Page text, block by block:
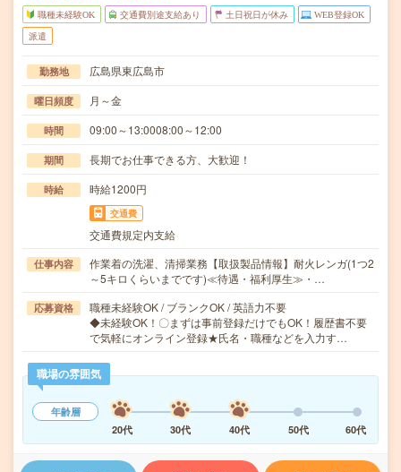
職種未経験OK 交通費別途支給あり 土日祝日が休み WEB登録OK
派遣
勤務地 広島県東広島市
曜日頻度 月～金
時間 09:00～13:0008:00～12:00
期間 長期でお仕事できる方、大歓迎！
時給 時給1200円
交通費
交通費規定内支給
仕事内容
作業着の洗濯、清掃業務【取扱製品情報】耐火レンガ(1つ2
～5キロくらいまでです)≪待遇・福利厚生≫・…
応募資格
職種未経験OK / ブランクOK / 英語力不要
◆未経験OK！〇まずは事前登録だけでもOK！履歴書不要
で気軽にオンライン登録★氏名・職種などを入力す…
職場の雰囲気
年齢層
20代
30代 40代 50代 60代